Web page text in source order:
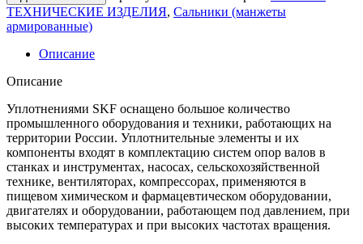
ТЕХНИЧЕСКИЕ ИЗДЕЛИЯ, Сальники (манжеты
армированные)
Описание
Описание
Уплотнениями SKF оснащено большое количество
промышленного оборудования и техники, работающих на
территории России. Уплотнительные элементы и их
компоненты входят в комплектацию систем опор валов в
станках и инструментах, насосах, сельскохозяйственной
технике, вентиляторах, компрессорах, применяются в
пищевом химическом и фармацевтическом оборудовании,
двигателях и оборудовании, работающем под давлением, при
высоких температурах и при высоких частотах вращения.